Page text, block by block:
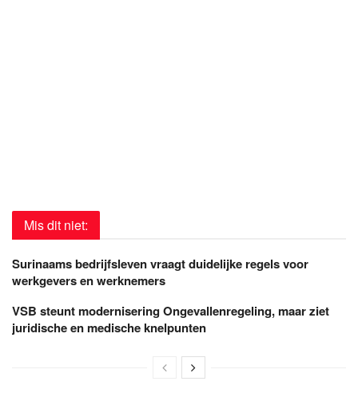
Mis dit niet:
Surinaams bedrijfsleven vraagt duidelijke regels voor
werkgevers en werknemers
VSB steunt modernisering Ongevallenregeling, maar ziet
juridische en medische knelpunten